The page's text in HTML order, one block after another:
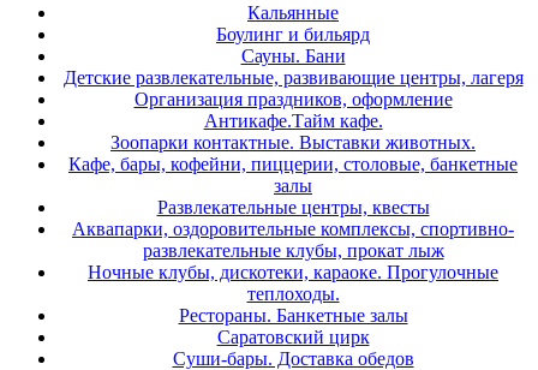
Кальянные
Боулинг и бильярд
Сауны. Бани
Детские развлекательные, развивающие центры, лагеря
Организация праздников, оформление
Антикафе.Тайм кафе.
Зоопарки контактные. Выставки животных.
Кафе, бары, кофейни, пиццерии, столовые, банкетные
залы
Развлекательные центры, квесты
Аквапарки, оздоровительные комплексы, спортивно-
развлекательные клубы, прокат лыж
Ночные клубы, дискотеки, караоке. Прогулочные
теплоходы.
Рестораны. Банкетные залы
Саратовский цирк
Суши-бары. Доставка обедов